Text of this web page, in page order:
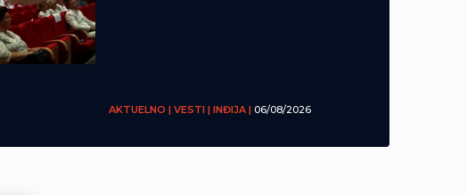
AKTUELNO | VESTI | INĐIJA | 06/08/2026